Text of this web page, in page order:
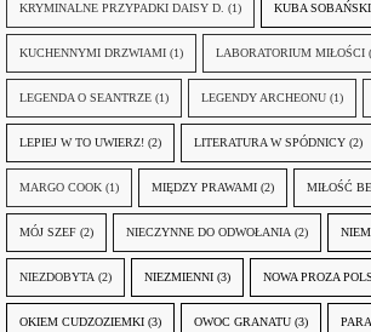
KRYMINALNE PRZYPADKI DAISY D. (1) KUBA SOBAŃSKI
KUCHENNYMI DRZWIAMI (1) LABORATORIUM MIŁOŚCI
LEGENDA O SEANTRZE (1) LEGENDY ARCHEONU (1)
LEPIEJ W TO UWIERZ! (2) LITERATURA W SPÓDNICY (2)
MARGO COOK (1) MIĘDZY PRAWAMI (2) MIŁOŚĆ
MÓJ SZEF (2) NIECZYNNE DO ODWOŁANIA (2)
NIEZDOBYTA (2) NIEZMIENNI (3) NOWA PROZA
OKIEM CUDZOZIEMKI (3) OWOC GRANATU (3)